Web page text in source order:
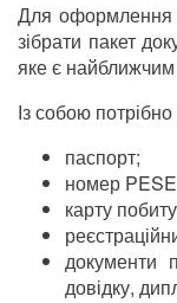
Для оформлення
зібрати пакет
яке є
Із собою
паспорт;
номер
карту
документи
довідку,